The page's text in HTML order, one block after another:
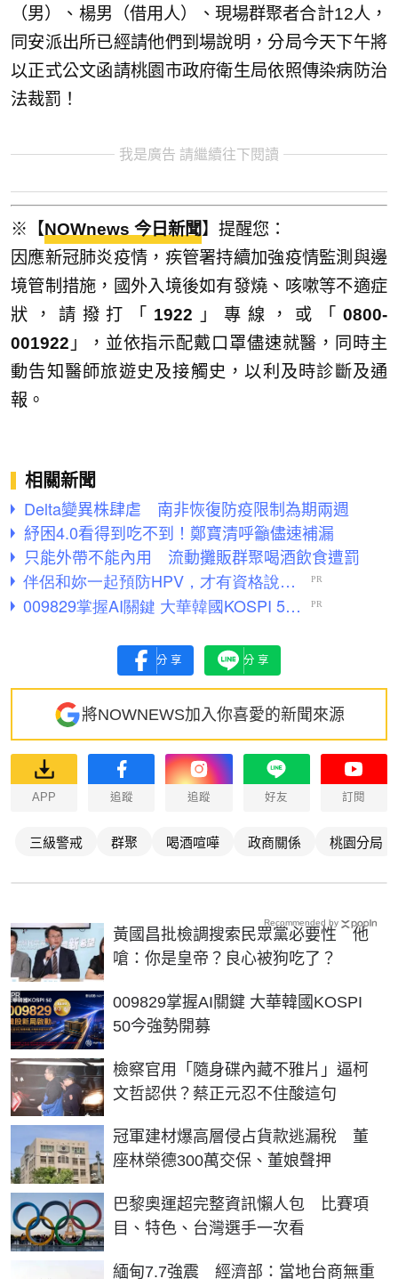
（男）、楊男（借用人）、現場群聚者合計12人，
同安派出所已經請他們到場說明，分局今天下午將
以正式公文函請桃園市政府衛生局依照傳染病防治
法裁罰！
我是廣告 請繼續往下閱讀
※【NOWnews 今日新聞】提醒您：
因應新冠肺炎疫情，疾管署持續加強疫情監測與邊
境管制措施，國外入境後如有發燒、咳嗽等不適症
狀，請撥打「 1922 」專線，或「0800-
001922 」，並依指示配戴口罩儘速就醫，同時主
動告知醫師旅遊史及接觸史，以利及時診斷及通
報。
相關新聞
Delta變異株肆虐 南非恢復防疫限制為期兩週
紓困4.0看得到吃不到！鄭寶清呼籲儘速補漏
只能外帶不能內用 流動攤販群聚喝酒飲食遭罰
分享 分享
將NOWNEWS加入你喜愛的新聞來源
APP 追蹤 追蹤 好友 訂閱
三級警戒 群聚 喝酒喧嘩 政商關係 桃園分局
黃國昌批檢調搜索民眾黨必要性 他
嗆：你是皇帝？良心被狗吃了？
009829掌握AI關鍵 大華韓國KOSPI
50今強勢開募
PR
檢察官用「隨身碟內藏不雅片」逼柯
文哲認供？蔡正元忍不住酸這句
冠軍建材爆高層侵占貨款逃漏稅 董
座林榮德300萬交保、董娘聲押
巴黎奧運超完整資訊懶人包 比賽項
目、特色、台灣選手一次看
緬甸7.7強震 經濟部：當地台商無重
Recommended by